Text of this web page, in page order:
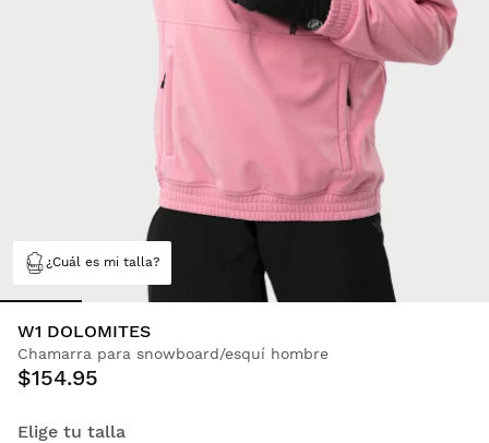
¿Cuál es mi talla?
W1 DOLOMITES
Chamarra para snowboard/esquí hombre
$154.95
Elige tu talla